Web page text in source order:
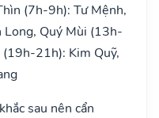
(7h-9h): Tư Mệnh,
Quý Mùi (13h-
21h): Kim Quỹ,
sau nên cẩn